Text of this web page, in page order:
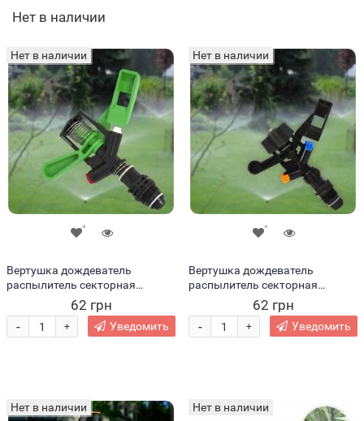
Нет в наличии
Нет в наличии
Вертушка дождеватель
распылитель секторная
пластиковая, Зеленый (2020)
62 грн
+
- Уведомить
Нет в наличии
Вертушка дождеватель
распылитель секторная
пластиковая, Синий +
оранжевый (2020)
62 грн
+
- Уведомить
Нет в наличии Нет в наличии